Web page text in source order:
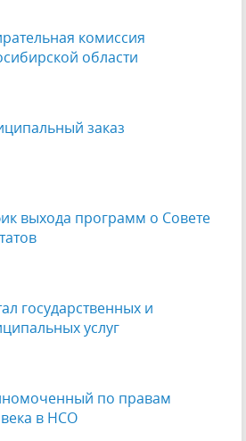
комиссия
области
заказ
выхода программ о Cовете
государственных и
услуг
по правам
в НСО